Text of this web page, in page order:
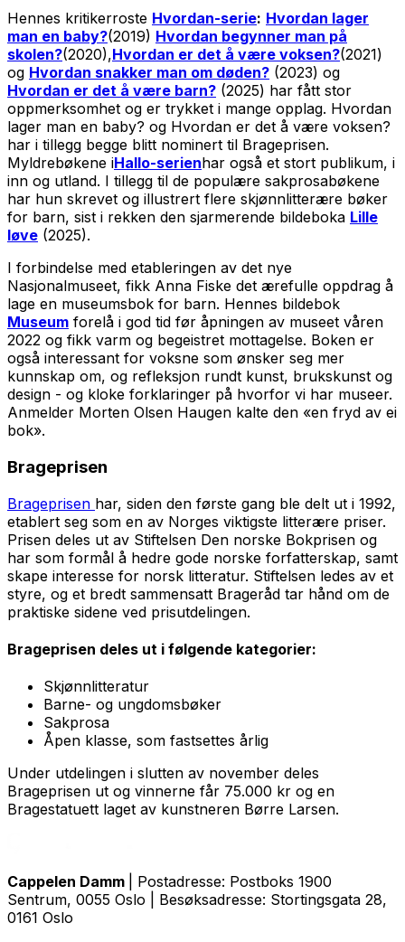
Hennes kritikerroste Hvordan-serie: Hvordan lager
man en baby?(2019) Hvordan begynner man på
skolen?(2020),Hvordan er det å være voksen?(2021)
og Hvordan snakker man om døden? (2023) og
Hvordan er det å være barn? (2025) har fått stor
oppmerksomhet og er trykket i mange opplag. Hvordan
lager man en baby? og Hvordan er det å være voksen?
har i tillegg begge blitt nominert til Brageprisen.
Myldrebøkene iHallo-serienhar også et stort publikum, i
inn og utland. I tillegg til de populære sakprosabøkene
har hun skrevet og illustrert flere skjønnlitterære bøker
for barn, sist i rekken den sjarmerende bildeboka Lille
løve (2025).
I forbindelse med etableringen av det nye
Nasjonalmuseet, fikk Anna Fiske det ærefulle oppdrag å
lage en museumsbok for barn. Hennes bildebok
Museum forelå i god tid før åpningen av museet våren
2022 og fikk varm og begeistret mottagelse. Boken er
også interessant for voksne som ønsker seg mer
kunnskap om, og refleksjon rundt kunst, brukskunst og
design - og kloke forklaringer på hvorfor vi har museer.
Anmelder Morten Olsen Haugen kalte den «en fryd av ei
bok».
Brageprisen
Brageprisen har, siden den første gang ble delt ut i 1992,
etablert seg som en av Norges viktigste litterære priser.
Prisen deles ut av Stiftelsen Den norske Bokprisen og
har som formål å hedre gode norske forfatterskap, samt
skape interesse for norsk litteratur. Stiftelsen ledes av et
styre, og et bredt sammensatt Brageråd tar hånd om de
praktiske sidene ved prisutdelingen.
Brageprisen deles ut i følgende kategorier:
Skjønnlitteratur
Barne- og ungdomsbøker
Sakprosa
Åpen klasse, som fastsettes årlig
Under utdelingen i slutten av november deles
Brageprisen ut og vinnerne får 75.000 kr og en
Bragestatuett laget av kunstneren Børre Larsen.
Cappelen Damm
| Postadresse: Postboks 1900
Sentrum, 0055 Oslo | Besøksadresse: Stortingsgata 28,
0161 Oslo